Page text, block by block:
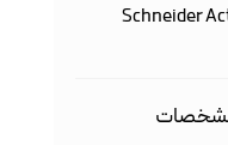
Schneider